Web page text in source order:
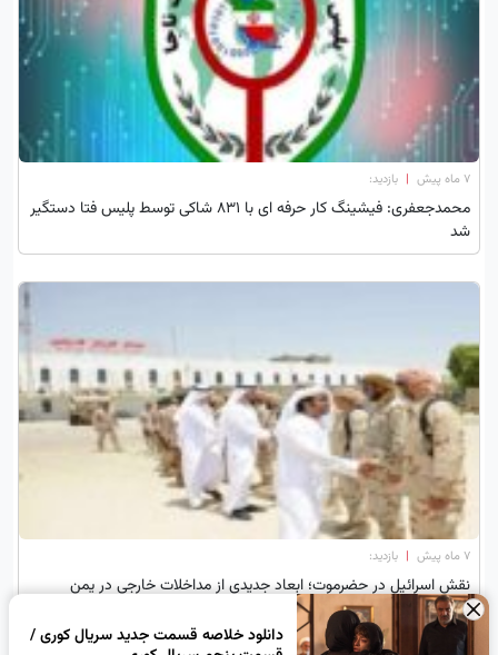
۷ ماه پیش | بازدید:
محمدجعفری: فیشینگ کار حرفه ای با ۸۳۱ شاکی توسط پلیس فتا دستگیر
شد
۷ ماه پیش | بازدید:
نقش‌ اسرائیل در حضرموت؛ ابعاد جدیدی از مداخلات خارجی در یمن
×
دانلود خلاصه قسمت جدید سریال کوری /